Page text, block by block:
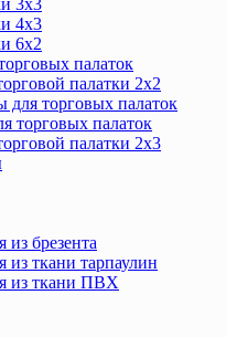
4х3
6х2
палаток
палатки 2х2
для торговых палаток
торговых палаток
палатки 2х3
брезента
из ткани тарпаулин
из ткани ПВХ